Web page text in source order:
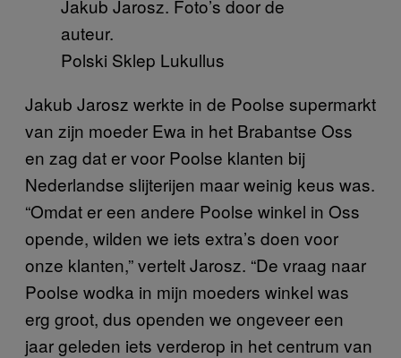
Jakub Jarosz. Foto’s door de
auteur.
Polski Sklep Lukullus
Jakub Jarosz werkte in de Poolse supermarkt
van zijn moeder Ewa in het Brabantse Oss
en zag dat er voor Poolse klanten bij
Nederlandse slijterijen maar weinig keus was.
“Omdat er een andere Poolse winkel in Oss
opende, wilden we iets extra’s doen voor
onze klanten,” vertelt Jarosz. “De vraag naar
Poolse wodka in mijn moeders winkel was
erg groot, dus openden we ongeveer een
jaar geleden iets verderop in het centrum van